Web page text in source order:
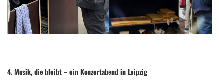
4. Musik, die bleibt – ein Konzertabend in Leipzig